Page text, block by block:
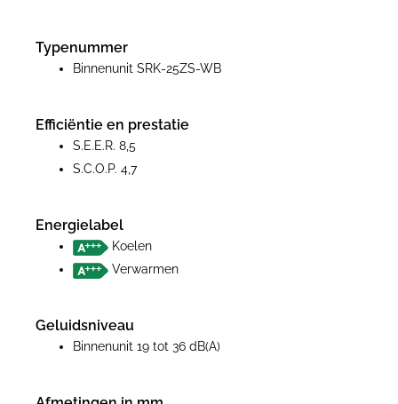
Typenummer
Binnenunit SRK-25ZS-WB
Efficiëntie en prestatie
S.E.E.R. 8,5
S.C.O.P. 4,7
Energielabel
Koelen
Verwarmen
Geluidsniveau
Binnenunit 19 tot 36 dB(A)